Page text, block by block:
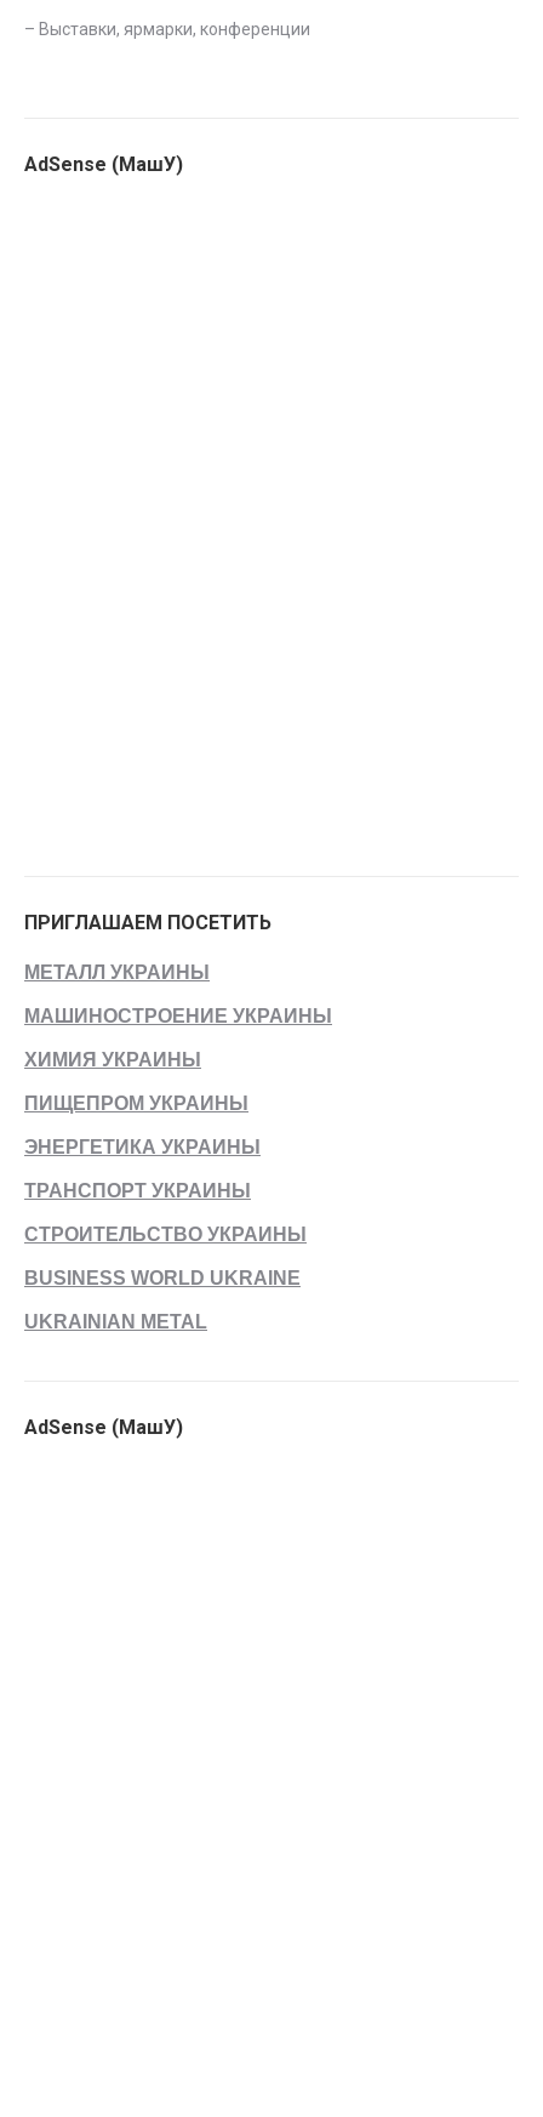
– Выставки, ярмарки, конференции
AdSense (МашУ)
ПРИГЛАШАЕМ ПОСЕТИТЬ
МЕТАЛЛ УКРАИНЫ
МАШИНОСТРОЕНИЕ УКРАИНЫ
ХИМИЯ УКРАИНЫ
ПИЩЕПРОМ УКРАИНЫ
ЭНЕРГЕТИКА УКРАИНЫ
ТРАНСПОРТ УКРАИНЫ
СТРОИТЕЛЬСТВО УКРАИНЫ
BUSINESS WORLD UKRAINE
UKRAINIAN METAL
AdSense (МашУ)